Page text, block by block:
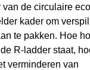
van de circulaire
kader om
te pakken. Hoe
R-ladder staat,
verminderen van